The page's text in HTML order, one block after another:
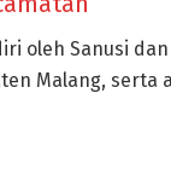
oleh Sanusi
Malang, serta